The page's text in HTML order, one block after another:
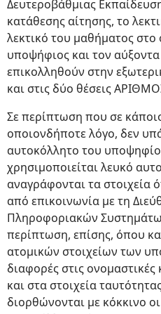
Δευτεροβάθμιας
κατάθεσης αίτησης, το
λεκτικό του μαθήματος στο
υποψήφιος και τον
επικολληθούν στην
και στις δύο θέσεις
Σε περίπτωση που σε
οποιονδήποτε λόγο, δεν
αυτοκόλλητο του
χρησιμοποιείται λευκό
αναγράφονται τα στοιχεία
από επικοινωνία με τη
Πληροφοριακών
περίπτωση, επίσης, όπου
ατομικών στοιχείων των
διαφορές στις
και στα στοιχεία
διορθώνονται με κόκκινο